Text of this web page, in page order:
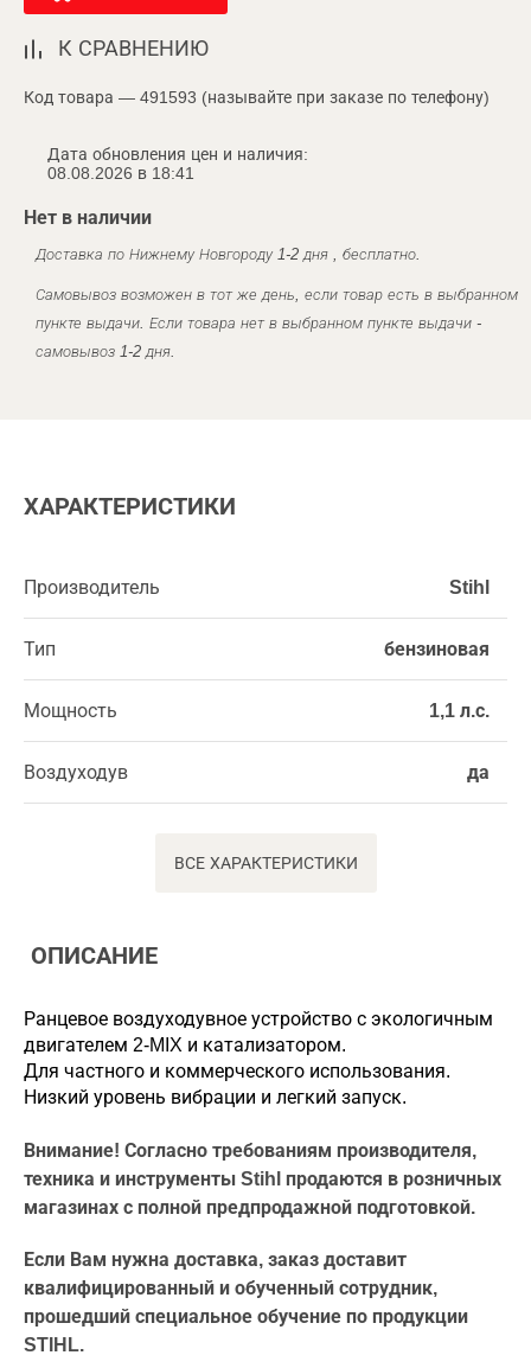
К СРАВНЕНИЮ
Код товара — 491593 (называйте при заказе по телефону)
Дата обновления цен и наличия:
08.08.2026 в 18:41
Нет в наличии
Доставка по Нижнему Новгороду 1-2 дня , бесплатно.
Самовывоз возможен в тот же день, если товар есть в выбранном
пункте выдачи. Если товара нет в выбранном пункте выдачи -
самовывоз 1-2 дня.
ХАРАКТЕРИСТИКИ
Производитель Stihl
Тип бензиновая
Мощность 1,1 л.с.
Воздуходув да
ВСЕ ХАРАКТЕРИСТИКИ
ОПИСАНИЕ
Ранцевое воздуходувное устройство с экологичным
двигателем 2-MIX и катализатором.
Для частного и коммерческого использования.
Низкий уровень вибрации и легкий запуск.
Внимание! Согласно требованиям производителя,
техника и инструменты Stihl продаются в розничных
магазинах с полной предпродажной подготовкой.
Если Вам нужна доставка, заказ доставит
квалифицированный и обученный сотрудник,
прошедший специальное обучение по продукции
STIHL.